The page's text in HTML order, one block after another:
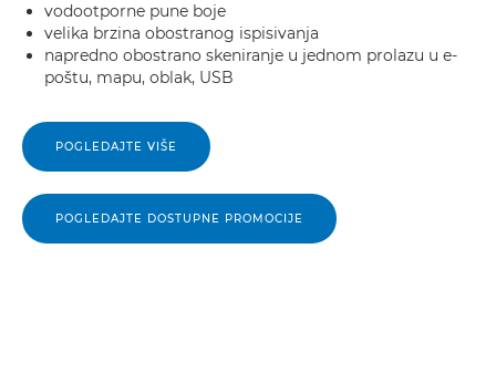
vodootporne pune boje
velika brzina obostranog ispisivanja
napredno obostrano skeniranje u jednom prolazu u e-
poštu, mapu, oblak, USB
POGLEDAJTE VIŠE
POGLEDAJTE DOSTUPNE PROMOCIJE